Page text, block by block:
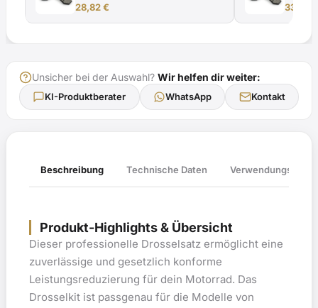
28,82€
1997
33,43
Unsicher bei der Auswahl? Wir helfen dir weiter:
KI-Produktberater WhatsApp Kontakt
Beschreibung Technische Daten Verwendungsliste
Produkt-Highlights & Übersicht
Dieser professionelle Drosselsatz ermöglicht eine
zuverlässige und gesetzlich konforme
Leistungsreduzierung für dein Motorrad. Das
Drosselkit ist passgenau für die Modelle von